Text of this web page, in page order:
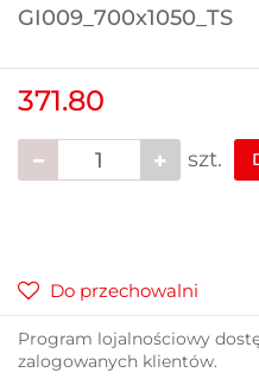
GI009_700x1050_TS
371.80
szt.
Do przechowalni
Program lojalnościowy
zalogowanych klientów.